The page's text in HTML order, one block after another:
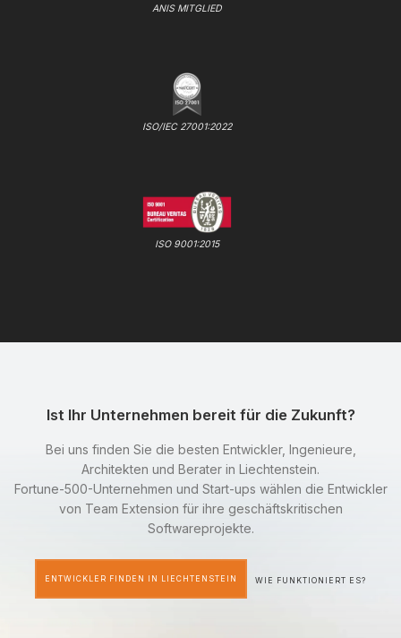
ANIS MITGLIED
ISO/IEC 27001:2022
ISO 9001:2015
Ist Ihr Unternehmen bereit für die Zukunft?
Bei uns finden Sie die besten Entwickler, Ingenieure,
Architekten und Berater in Liechtenstein.
Fortune-500-Unternehmen und Start-ups wählen die Entwickler
von Team Extension für ihre geschäftskritischen
Softwareprojekte.
ENTWICKLER FINDEN IN LIECHTENSTEIN WIE FUNKTIONIERT ES?